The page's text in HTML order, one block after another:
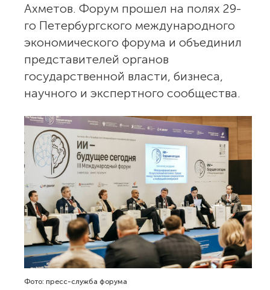
Ахметов. Форум прошел на полях 29-
го Петербургского международного
экономического форума и объединил
представителей органов
государственной власти, бизнеса,
научного и экспертного сообщества.
Фото: пресс-служба форума